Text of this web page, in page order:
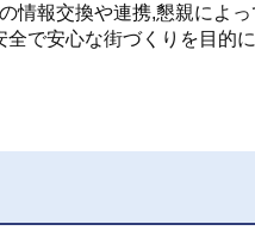
情報交換や連携,懇親によっ
で安心な街づくりを目的